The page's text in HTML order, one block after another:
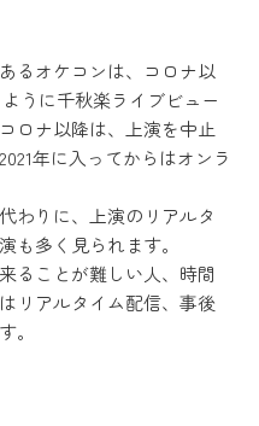
るオケコンは、コロナ以
うに千秋楽ライブビュー
ロナ以降は、上演を中止
年に入ってからはオンラ
わりに、上演のリアルタ
も多く見られます。
ることが難しい人、時間
リアルタイム配信、事後
。